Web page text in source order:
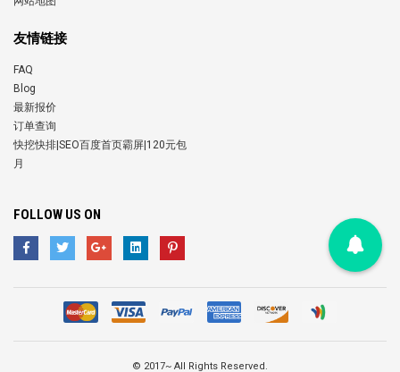
友情链接
FAQ
Blog
最新报价
订单查询
快挖快排|SEO百度首页霸屏|120元包
月
FOLLOW US ON
© 2017~ All Rights Reserved.